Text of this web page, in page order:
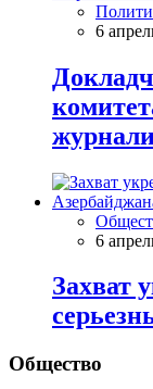
6
6
Захват
Общество